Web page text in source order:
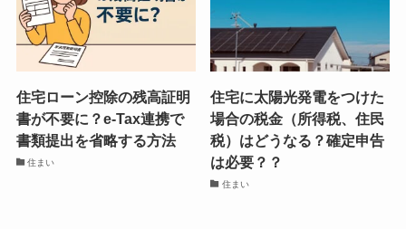
住宅ローン控除の残高証明
書が不要に？e-Tax連携で
書類提出を省略する方法
住まい
住宅に太陽光発電をつけた
場合の税金（所得税、住民
税）はどうなる？確定申告
は必要？？
住まい